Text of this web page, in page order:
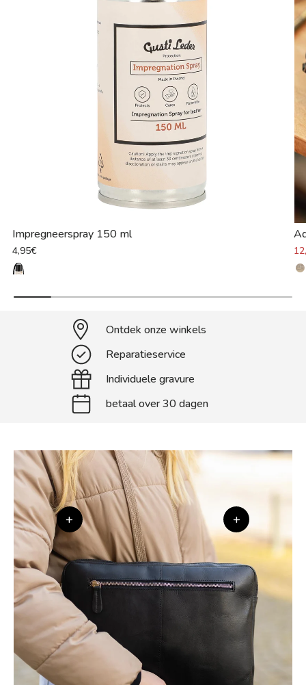
Impregneerspray 150 ml
4,95€
Ontdek onze winkels
Reparatieservice
Individuele gravure
betaal over 30 dagen
+ +